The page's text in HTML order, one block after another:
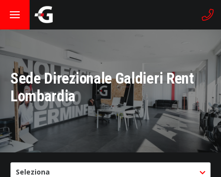
Sede Direzionale Galdieri Rent
Lombardia
Seleziona